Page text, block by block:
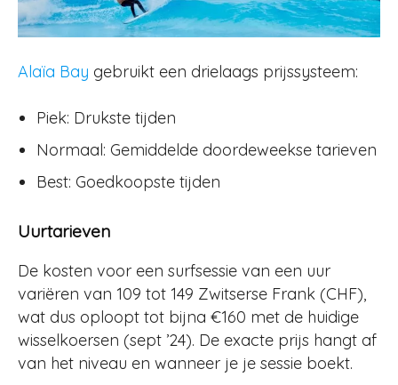
Alaïa Bay gebruikt een drielaags prijssysteem:
Piek: Drukste tijden
Normaal: Gemiddelde doordeweekse tarieven
Best: Goedkoopste tijden
Uurtarieven
De kosten voor een surfsessie van een uur
variëren van 109 tot 149 Zwitserse Frank (CHF),
wat dus oploopt tot bijna €160 met de huidige
wisselkoersen (sept ’24). De exacte prijs hangt af
van het niveau en wanneer je je sessie boekt.